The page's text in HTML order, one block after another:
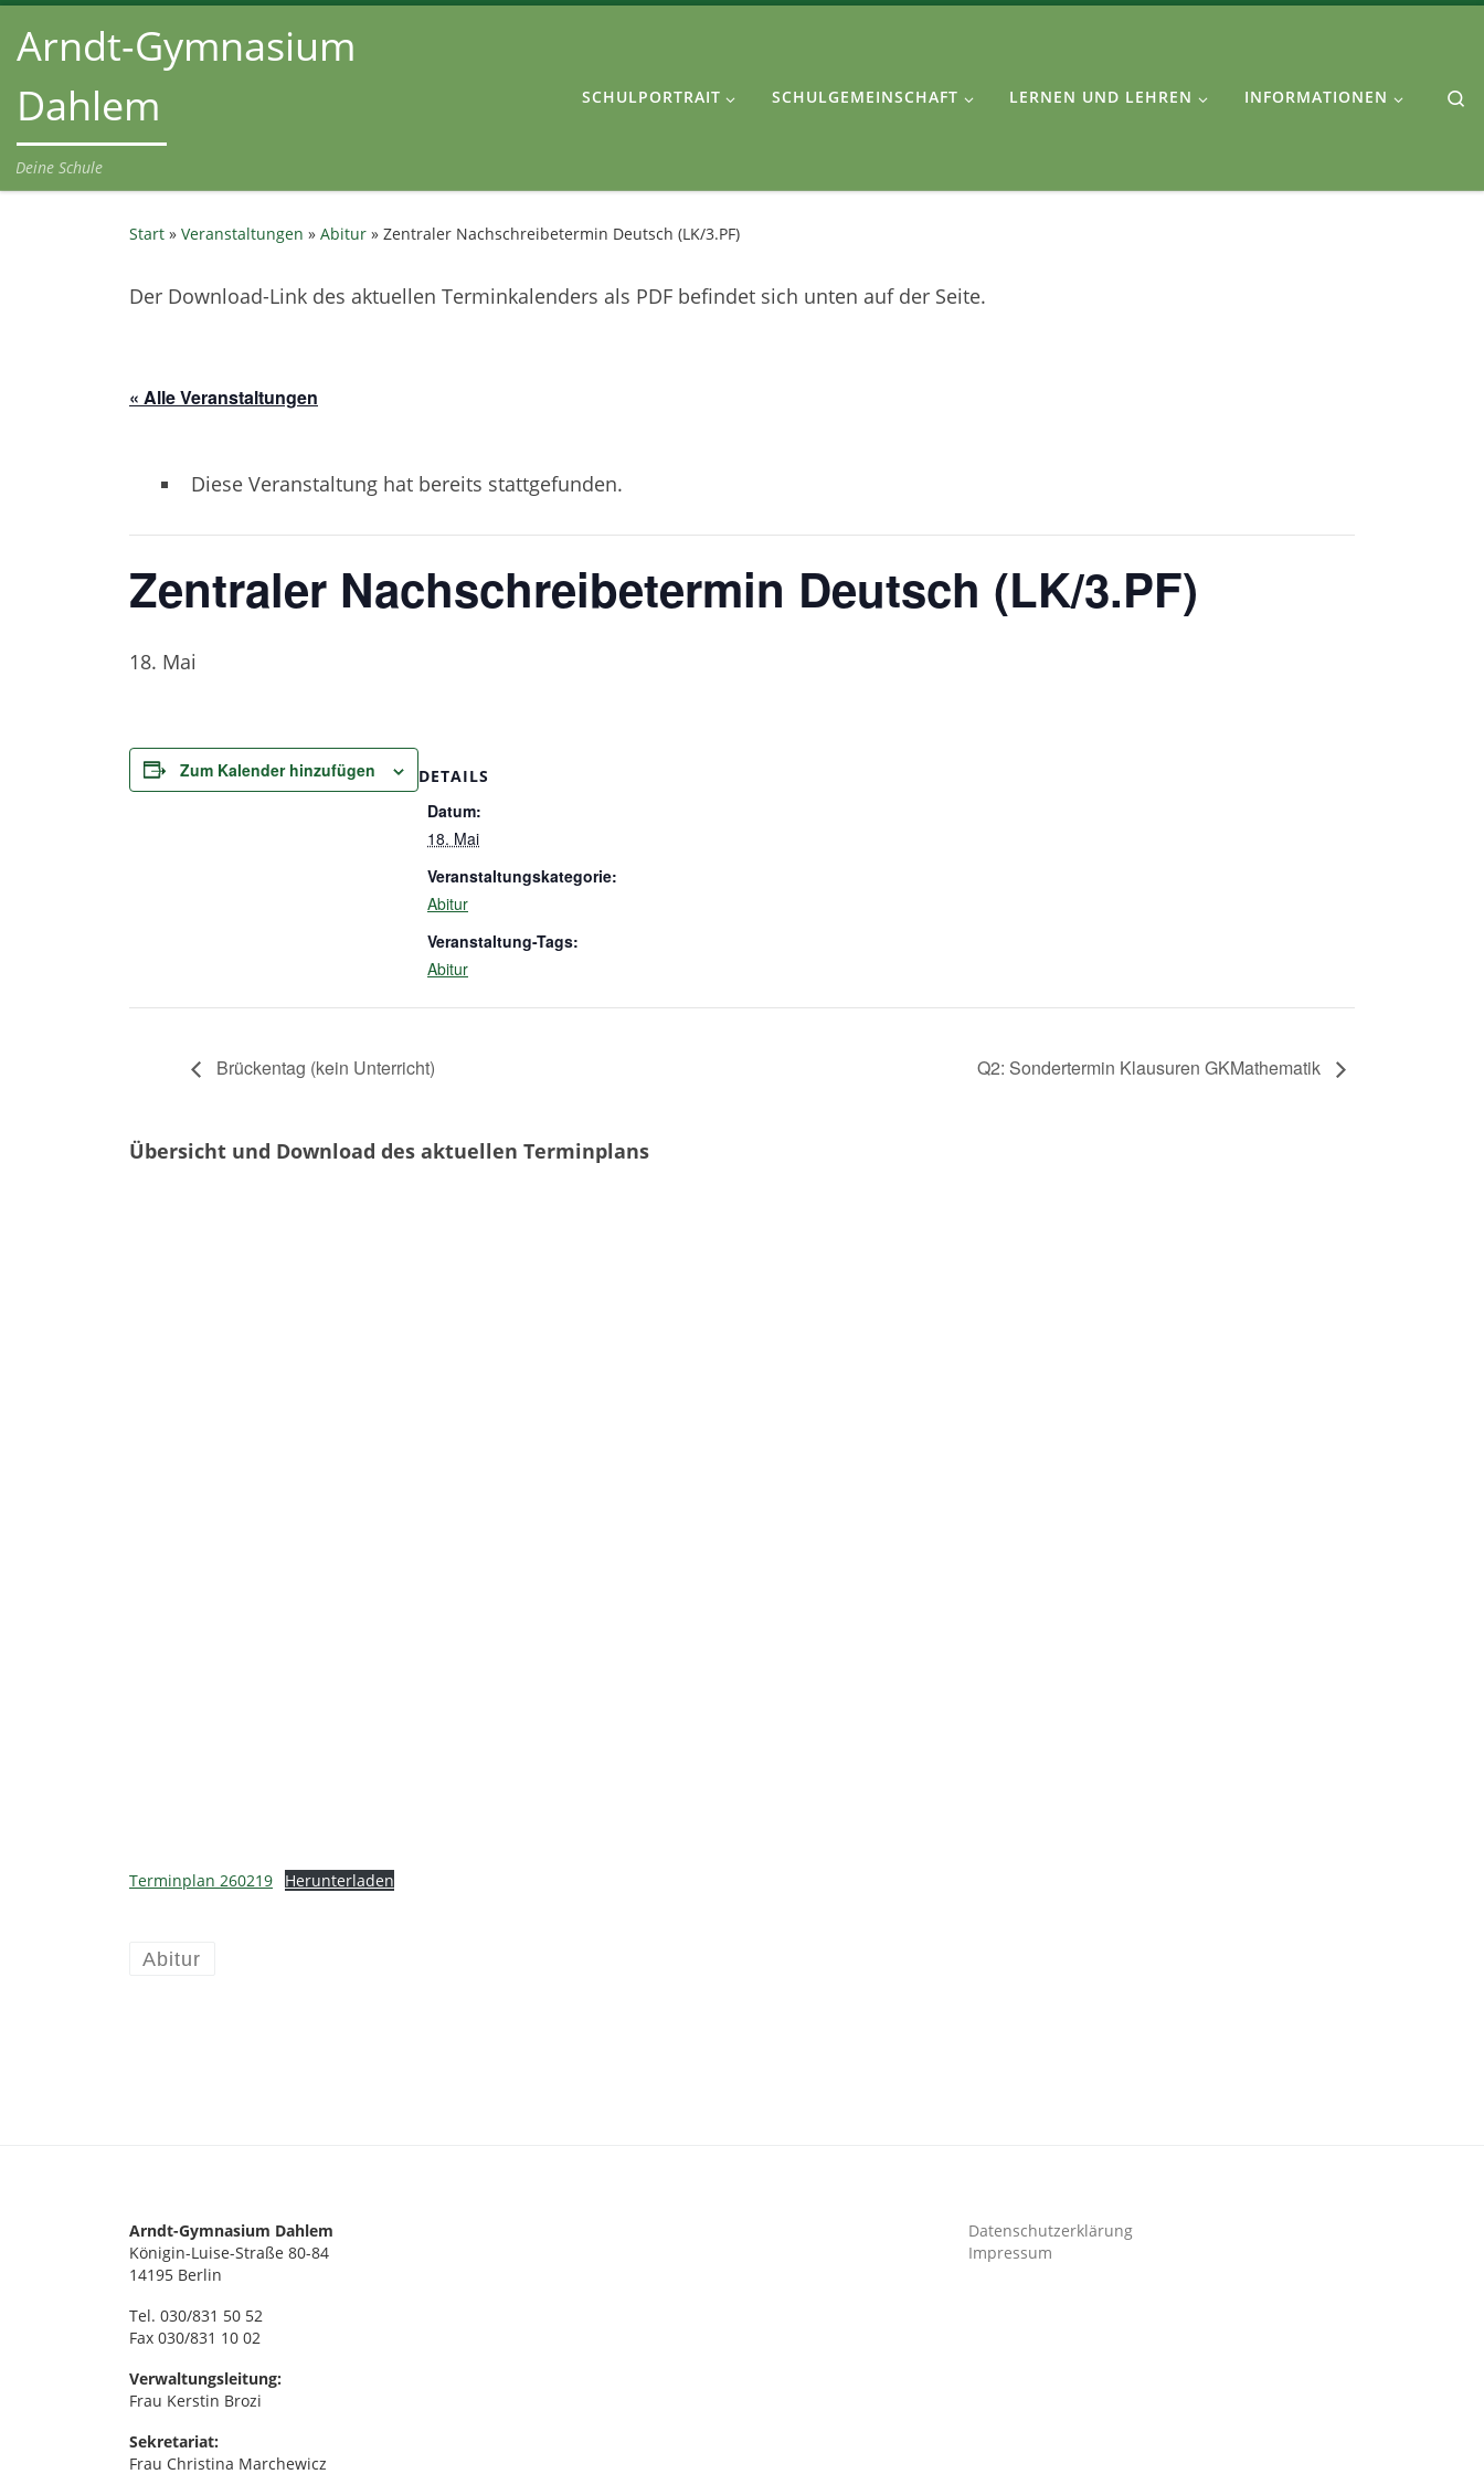
Zum Inhalt springen
Arndt-Gymnasium
Dahlem
Deine Schule
SCHULPORTRAIT SCHULGEMEINSCHAFT LERNEN UND LEHREN INFORMATIONEN
Start » Veranstaltungen » Abitur » Zentraler Nachschreibetermin Deutsch (LK/3.PF)
Der Download-Link des aktuellen Terminkalenders als PDF befindet sich unten auf der Seite.
« Alle Veranstaltungen
Diese Veranstaltung hat bereits stattgefunden.
Zentraler Nachschreibetermin Deutsch (LK/3.PF)
18. Mai
Zum Kalender hinzufügen DETAILS
Datum:
18. Mai
Veranstaltungskategorie:
Abitur
Veranstaltung-Tags:
Abitur
Brückentag (kein Unterricht) Q2: Sondertermin Klausuren GKMathematik
Übersicht und Download des aktuellen Terminplans
Terminplan 260219 Herunterladen
Abitur
Arndt-Gymnasium Dahlem
Königin-Luise-Straße 80-84
14195 Berlin
Tel. 030/831 50 52
Fax 030/831 10 02
Verwaltungsleitung:
Frau Kerstin Brozi
Sekretariat:
Frau Christina Marchewicz
Datenschutzerklärung
Impressum